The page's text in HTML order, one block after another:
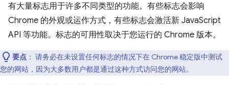
有大量标志用于许多不同类型的功能。有些标志会影响
Chrome 的外观或运作方式，有些标志会激活新 JavaScript
API 等功能。标志的可用性取决于您运行的 Chrome 版本。
要点 ： 请务必在未设置任何标志的情况下在 Chrome 稳定版中测试
您的网站，因为大多数用户都是通过这种方式访问您的网站。